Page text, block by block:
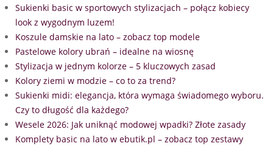
Sukienki basic w sportowych stylizacjach – połącz kobiecy
look z wygodnym luzem!
Koszule damskie na lato – zobacz top modele
Pastelowe kolory ubrań – idealne na wiosnę
Stylizacja w jednym kolorze – 5 kluczowych zasad
Kolory ziemi w modzie – co to za trend?
Sukienki midi: elegancja, która wymaga świadomego wyboru.
Czy to długość dla każdego?
Wesele 2026: Jak uniknąć modowej wpadki? Złote zasady
Komplety basic na lato w ebutik.pl – zobacz top zestawy